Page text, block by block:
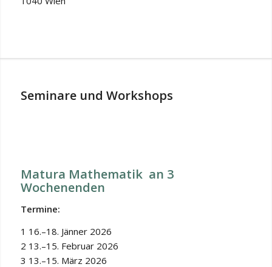
Seminare und Workshops
Matura Mathematik an 3
Wochenenden
Termine:
1️ 16.–18. Jänner 2026
2️ 13.–15. Februar 2026
3️ 13.–15. März 2026